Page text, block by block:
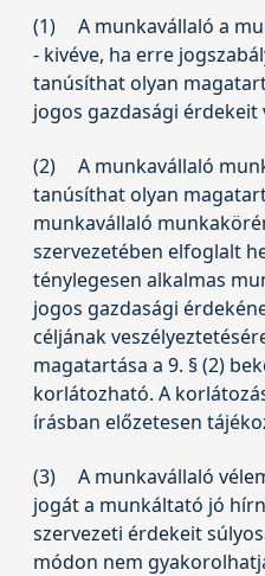
(1)
A munkavállaló a
- kivéve, ha erre
tanúsíthat olyan
jogos gazdasági érdekeit
(2)
A munkavállaló
tanúsíthat olyan
munkavállaló
szervezetében elfoglalt
ténylegesen alkalmas
jogos gazdasági
céljának
magatartása a 9. § (2)
korlátozható. A
írásban előzetesen
(3)
A munkavállaló
jogát a munkáltató jó
szervezeti érdekeit
módon nem